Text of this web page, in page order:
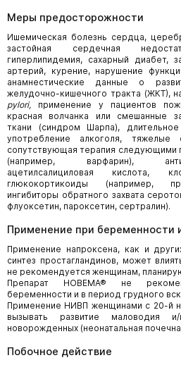
Меры предосторожности
Ишемическая болезнь сердца,
застойная сердечная
гиперлипидемия, сахарный диабет,
артерий, курение, нарушение
анамнестические данные о
желудочно-кишечного тракта (ЖКТ),
pylori, применение у пациентов
красная волчанка или смешанные
ткани (синдром Шарпа),
употребление алкоголя, тяжелые
сопутствующая терапия следующими
(например, варфарин),
ацетилсалициловая кислота,
глюкокортикоиды (например,
ингибиторы обратного захвата
флуоксетин, пароксетин, сертралин).
Применение при беременности
Применение напроксена, как и
синтез простагландинов, может
не рекомендуется женщинам,
Препарат НОВЕМА® не
беременности и в период грудного
Применение НИВП женщинами с 20-й
вызывать развитие маловодия
новорожденных (неонатальная
Побочное действие